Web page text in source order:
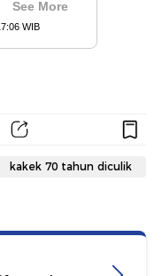
kakek 70 tahun diculik